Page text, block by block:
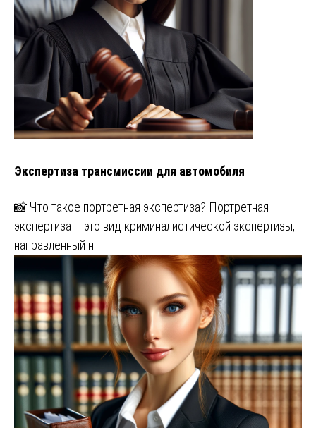
Экспертиза трансмиссии для автомобиля
📸 Что такое портретная экспертиза? Портретная
экспертиза – это вид криминалистической экспертизы,
направленный н…